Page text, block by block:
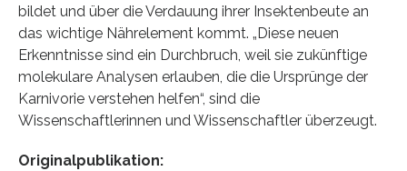
bildet und über die Verdauung ihrer Insektenbeute an
das wichtige Nährelement kommt. „Diese neuen
Erkenntnisse sind ein Durchbruch, weil sie zukünftige
molekulare Analysen erlauben, die die Ursprünge der
Karnivorie verstehen helfen“, sind die
Wissenschaftlerinnen und Wissenschaftler überzeugt.
Originalpublikation: